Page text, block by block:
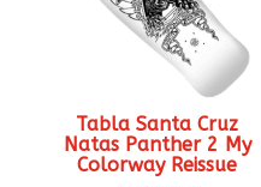
Tabla Santa Cruz
Natas Panther 2 My
Colorway Reissue